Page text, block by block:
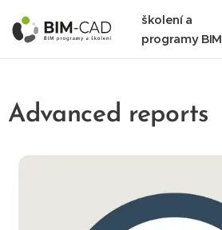
školení a
programy BIM
Advanced reports